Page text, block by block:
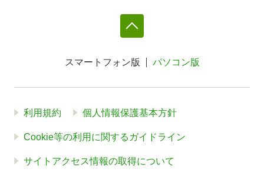
スマートフォン版 パソコン版
利用規約 個人情報保護基本方針
Cookie等の利用に関するガイドライン
サイトアクセス情報の取得について